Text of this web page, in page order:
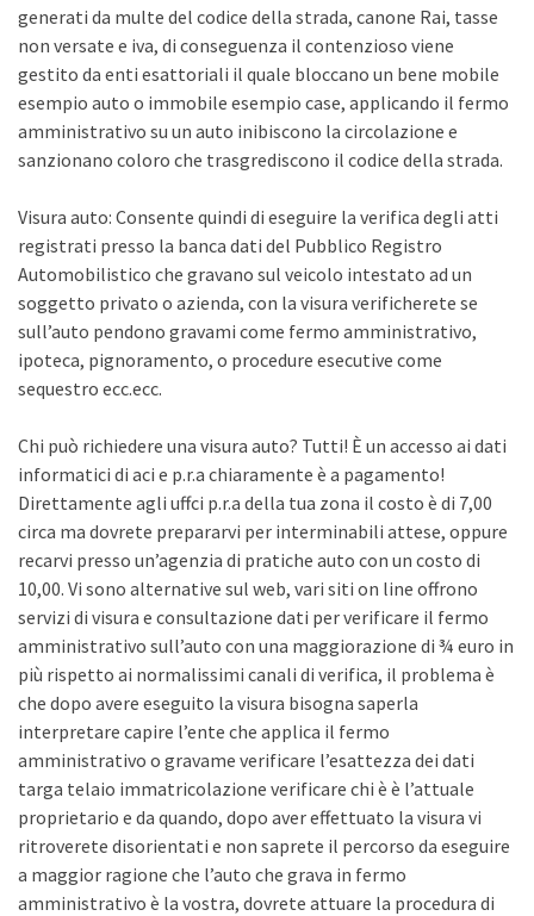
generati da multe del codice della strada, canone Rai, tasse
non versate e iva, di conseguenza il contenzioso viene
gestito da enti esattoriali il quale bloccano un bene mobile
esempio auto o immobile esempio case, applicando il fermo
amministrativo su un auto inibiscono la circolazione e
sanzionano coloro che trasgrediscono il codice della strada.
Visura auto: Consente quindi di eseguire la verifica degli atti
registrati presso la banca dati del Pubblico Registro
Automobilistico che gravano sul veicolo intestato ad un
soggetto privato o azienda, con la visura verificherete se
sull’auto pendono gravami come fermo amministrativo,
ipoteca, pignoramento, o procedure esecutive come
sequestro ecc.ecc.
Chi può richiedere una visura auto? Tutti! È un accesso ai dati
informatici di aci e p.r.a chiaramente è a pagamento!
Direttamente agli uffci p.r.a della tua zona il costo è di 7,00
circa ma dovrete prepararvi per interminabili attese, oppure
recarvi presso un’agenzia di pratiche auto con un costo di
10,00. Vi sono alternative sul web, vari siti on line offrono
servizi di visura e consultazione dati per verificare il fermo
amministrativo sull’auto con una maggiorazione di ¾ euro in
più rispetto ai normalissimi canali di verifica, il problema è
che dopo avere eseguito la visura bisogna saperla
interpretare capire l’ente che applica il fermo
amministrativo o gravame verificare l’esattezza dei dati
targa telaio immatricolazione verificare chi è è l’attuale
proprietario e da quando, dopo aver effettuato la visura vi
ritroverete disorientati e non saprete il percorso da eseguire
a maggior ragione che l’auto che grava in fermo
amministrativo è la vostra, dovrete attuare la procedura di